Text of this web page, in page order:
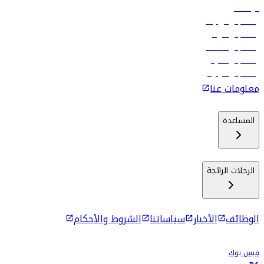
الوظائف
رحلات إلى تبيليسي
رحلات إلى الرياض
رحلات إلى مسقط
رحلات إلى ماليه
رحلات إلى كولومبو
معلومات عنا
المساعدة
الرحلات الرائجة
الوظائف الأخبار سياساتنا الشروط والأحكام
فيس بوك